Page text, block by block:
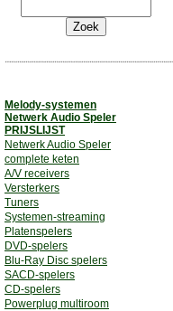
Melody-systemen
Netwerk Audio Speler
PRIJSLIJST
Netwerk Audio Speler
complete keten
A/V receivers
Versterkers
Tuners
Systemen-streaming
Platenspelers
DVD-spelers
Blu-Ray Disc spelers
SACD-spelers
CD-spelers
Powerplug multiroom